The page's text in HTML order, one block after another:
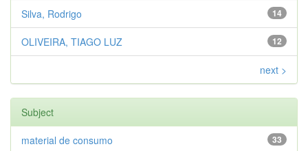
14
Silva, Rodrigo
12
OLIVEIRA, TIAGO LUZ
next >
Subject
33
material de consumo